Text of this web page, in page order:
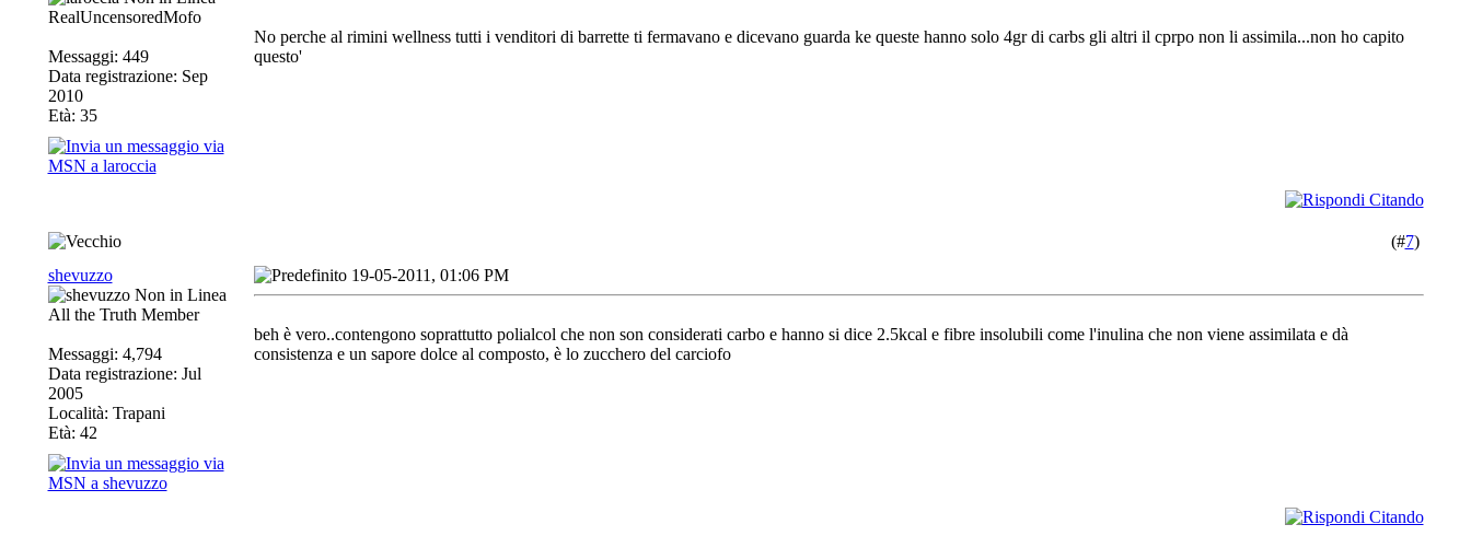
RealUncensoredMofo
Messaggi: 449
Data registrazione: Sep
2010
Età: 35
No perche al rimini wellness tutti i venditori di barrette ti fermavano e dicevano guarda ke queste hanno solo 4gr di carbs gli altri il cprpo non li assimila...non ho capito
questo'
(#7)
shevuzzo
All the Truth Member
Messaggi: 4,794
Data registrazione: Jul
2005
Località: Trapani
Età: 42
19-05-2011, 01:06 PM
beh è vero..contengono soprattutto polialcol che non son considerati carbo e hanno si dice 2.5kcal e fibre insolubili come l'inulina che non viene assimilata e dà
consistenza e un sapore dolce al composto, è lo zucchero del carciofo